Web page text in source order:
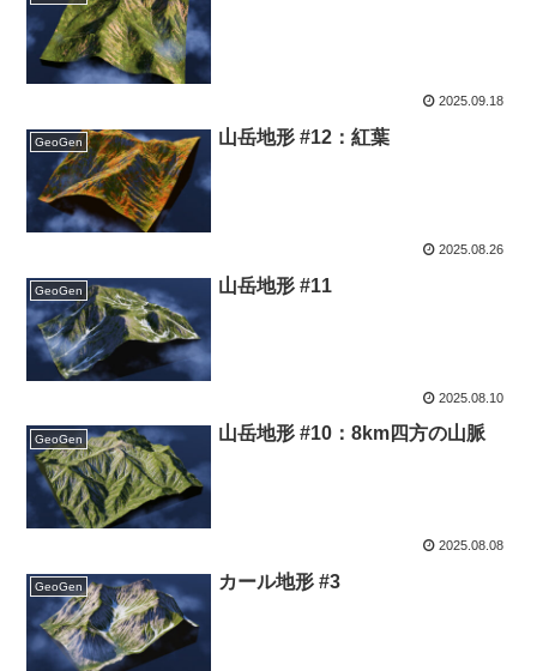
2025.09.18
GeoGen 山岳地形 #12：紅葉
2025.08.26
GeoGen 山岳地形 #11
2025.08.10
GeoGen 山岳地形 #10：8km四方の山脈
2025.08.08
GeoGen カール地形 #3